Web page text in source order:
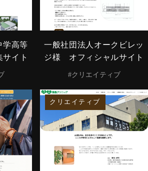
学高等
イト
一般社団法人オークビレッ
ジ様 オフィシャルサイト
#クリエイティブ
クリエイティブ